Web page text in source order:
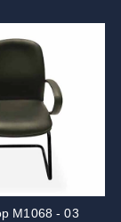
M1068 - 03